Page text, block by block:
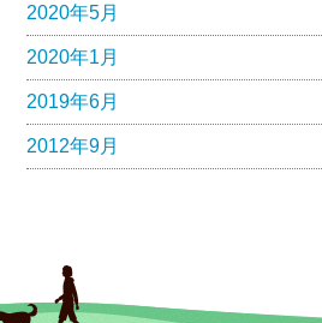
2020年5月
2020年1月
2019年6月
2012年9月